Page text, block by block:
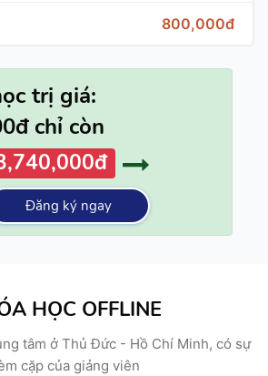
800,000đ
trị giá:
chỉ còn
Đăng ký ngay
HỌC OFFLINE
tâm ở Thủ Đức - Hồ Chí Minh, có sự
cặp của giảng viên